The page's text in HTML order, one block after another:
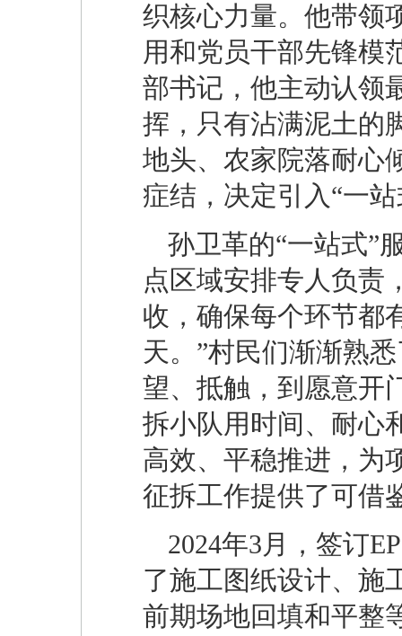
织核心力量。他带领
用和党员干部先锋模
部书记，他主动认领
挥，只有沾满泥土的
地头、农家院落耐心
症结，决定引入“一
孙卫革的“一站式”
点区域安排专人负责
收，确保每个环节都
天。”村民们渐渐熟
望、抵触，到愿意开
拆小队用时间、耐心
高效、平稳推进，为
征拆工作提供了可借
2024年3月，签订
了施工图纸设计、施
前期场地回填和平整